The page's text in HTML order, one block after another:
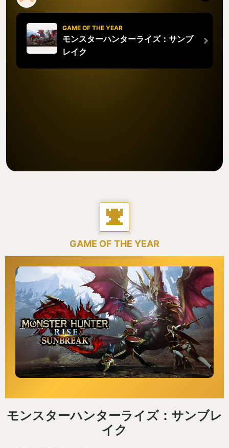
GAME OF THE YEAR
モンスターハンターライズ：サンブ
レイク
GAME OF THE YEAR
モンスターハンターライズ：サンブレ
イク